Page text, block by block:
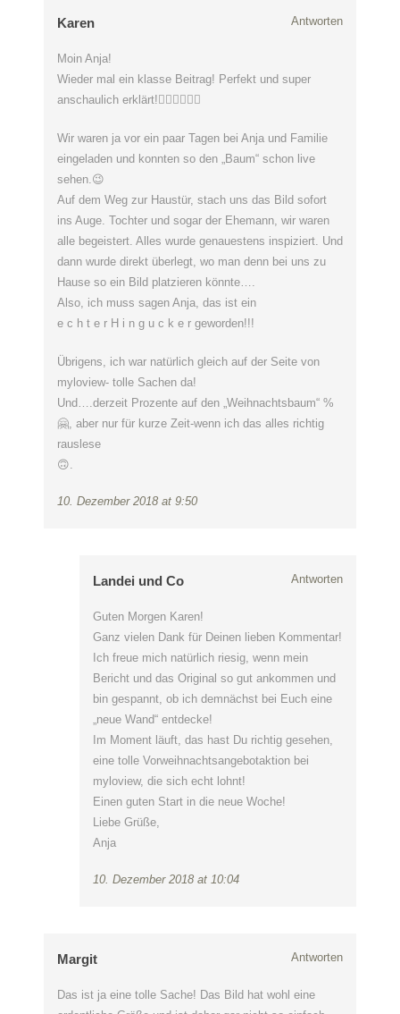
Karen Antworten
Moin Anja!
Wieder mal ein klasse Beitrag! Perfekt und super
anschaulich erklärt!👍🏻👍🏻👍🏻
Wir waren ja vor ein paar Tagen bei Anja und Familie
eingeladen und konnten so den „Baum“ schon live
sehen.😉
Auf dem Weg zur Haustür, stach uns das Bild sofort
ins Auge. Tochter und sogar der Ehemann, wir waren
alle begeistert. Alles wurde genauestens inspiziert. Und
dann wurde direkt überlegt, wo man denn bei uns zu
Hause so ein Bild platzieren könnte….
Also, ich muss sagen Anja, das ist ein
e c h t e r H i n g u c k e r geworden!!!
Übrigens, ich war natürlich gleich auf der Seite von
myloview- tolle Sachen da!
Und….derzeit Prozente auf den „Weihnachtsbaum“ %
🤗, aber nur für kurze Zeit-wenn ich das alles richtig
rauslese
🙃.
10. Dezember 2018 at 9:50
Landei und Co Antworten
Guten Morgen Karen!
Ganz vielen Dank für Deinen lieben Kommentar!
Ich freue mich natürlich riesig, wenn mein
Bericht und das Original so gut ankommen und
bin gespannt, ob ich demnächst bei Euch eine
„neue Wand“ entdecke!
Im Moment läuft, das hast Du richtig gesehen,
eine tolle Vorweihnachtsangebotaktion bei
myloview, die sich echt lohnt!
Einen guten Start in die neue Woche!
Liebe Grüße,
Anja
10. Dezember 2018 at 10:04
Margit Antworten
Das ist ja eine tolle Sache! Das Bild hat wohl eine